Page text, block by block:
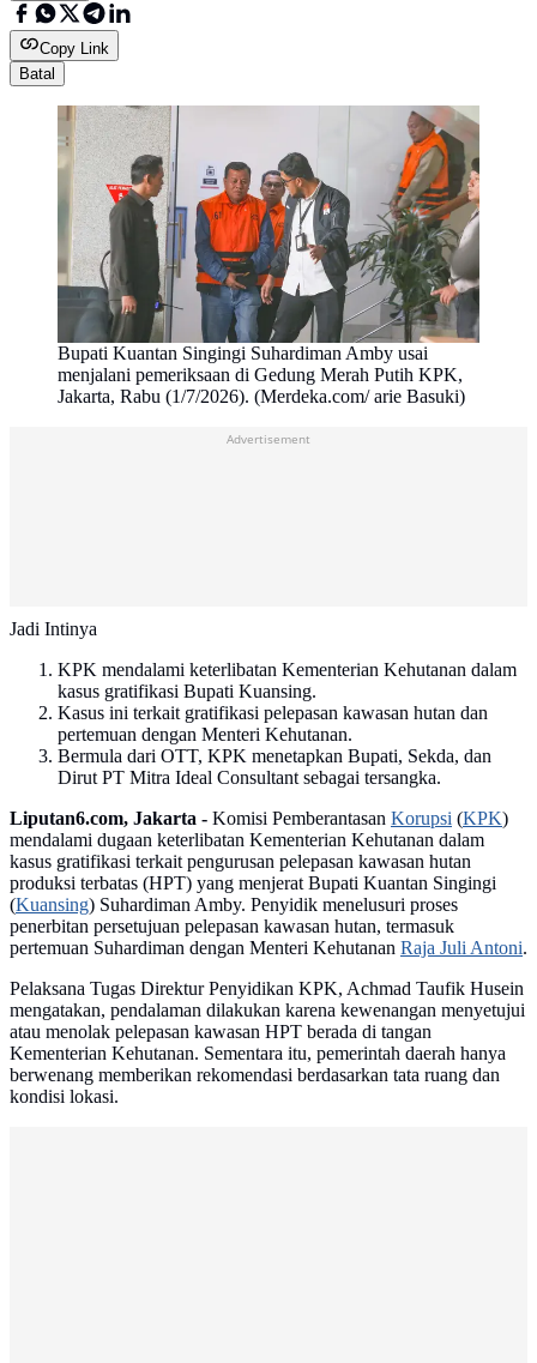
Copy Link
Batal
Bupati Kuantan Singingi Suhardiman Amby usai
menjalani pemeriksaan di Gedung Merah Putih KPK,
Jakarta, Rabu (1/7/2026). (Merdeka.com/ arie Basuki)
Advertisement
Jadi Intinya
KPK mendalami keterlibatan Kementerian Kehutanan dalam
kasus gratifikasi Bupati Kuansing.
Kasus ini terkait gratifikasi pelepasan kawasan hutan dan
pertemuan dengan Menteri Kehutanan.
Bermula dari OTT, KPK menetapkan Bupati, Sekda, dan
Dirut PT Mitra Ideal Consultant sebagai tersangka.
Liputan6.com, Jakarta - Komisi Pemberantasan Korupsi (KPK)
mendalami dugaan keterlibatan Kementerian Kehutanan dalam
kasus gratifikasi terkait pengurusan pelepasan kawasan hutan
produksi terbatas (HPT) yang menjerat Bupati Kuantan Singingi
(Kuansing) Suhardiman Amby. Penyidik menelusuri proses
penerbitan persetujuan pelepasan kawasan hutan, termasuk
pertemuan Suhardiman dengan Menteri Kehutanan Raja Juli Antoni.
Pelaksana Tugas Direktur Penyidikan KPK, Achmad Taufik Husein
mengatakan, pendalaman dilakukan karena kewenangan menyetujui
atau menolak pelepasan kawasan HPT berada di tangan
Kementerian Kehutanan. Sementara itu, pemerintah daerah hanya
berwenang memberikan rekomendasi berdasarkan tata ruang dan
kondisi lokasi.